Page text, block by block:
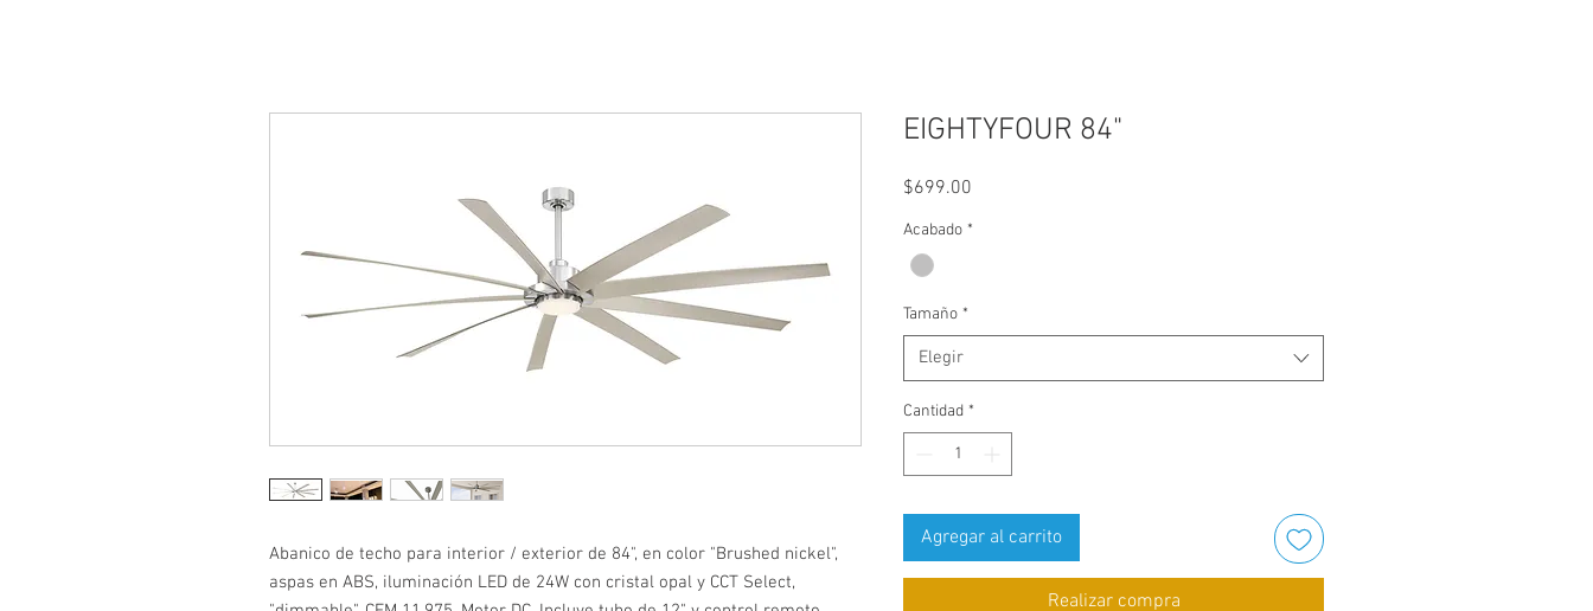
Abanico de techo para interior / exterior de 84", en color "Brushed nickel",
aspas en ABS, iluminación LED de 24W con cristal opal y CCT Select,
EIGHTYFOUR 84"
$699.00
Acabado *
Tamaño *
Elegir
Cantidad *
Agregar al carrito
Realizar compra